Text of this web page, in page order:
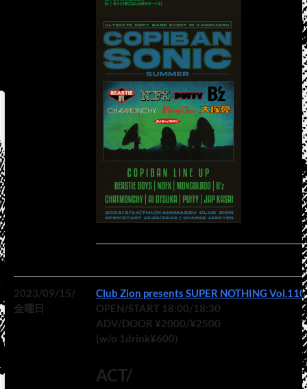
2023/09/15/
金曜日
Club Zion presents SUPER NOTHING Vol.110
OPEN/START 18:00/18:30
ADV/DOOR ¥2000/¥2500
(w/o 1drink¥600)
ACT/